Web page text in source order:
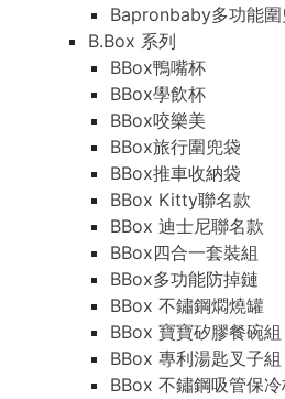
Bapronbaby多功能圍
B.Box 系列
BBox鴨嘴杯
BBox學飲杯
BBox咬樂美
BBox旅行圍兜袋
BBox推車收納袋
BBox Kitty聯名款
BBox 迪士尼聯名款
BBox四合一套裝組
BBox多功能防掉鏈
BBox 不鏽鋼燜燒罐
BBox 寶寶矽膠餐碗組
BBox 專利湯匙叉子組
BBox 不鏽鋼吸管保